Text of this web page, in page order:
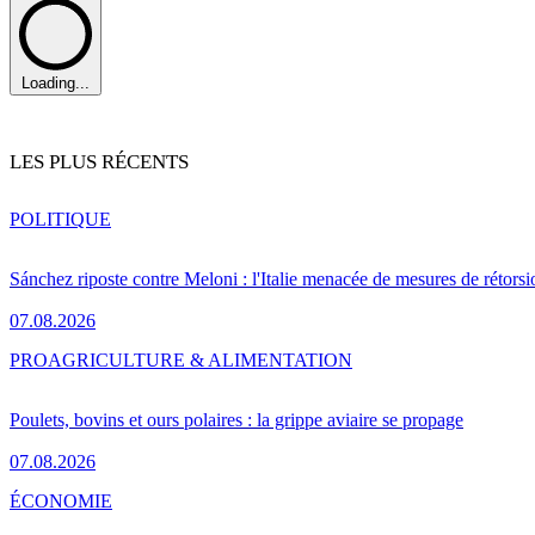
Loading...
LES PLUS RÉCENTS
Sánchez riposte contre Meloni : l'Italie menacée de mesures de
07.08.2026
POLITIQUE
Poulets, bovins et ours polaires : la grippe aviaire se propage
07.08.2026
PROAGRICULTURE & ALIMENTATION
ÉCONOMIE